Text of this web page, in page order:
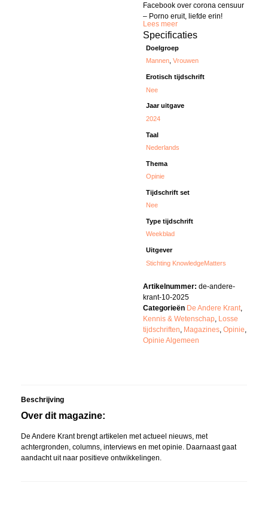
Facebook over corona censuur
– Porno eruit, liefde erin!
Lees meer
Specificaties
Doelgroep
Mannen,Vrouwen
Erotisch tijdschrift
Nee
Jaar uitgave
2024
Taal
Nederlands
Thema
Opinie
Tijdschrift set
Nee
Type tijdschrift
Weekblad
Uitgever
Stichting KnowledgeMatters
Artikelnummer: de-andere-
krant-10-2025
Categorieën De Andere Krant,
Kennis & Wetenschap, Losse
tijdschriften, Magazines, Opinie,
Opinie Algemeen
Beschrijving
Over dit magazine:
De Andere Krant brengt artikelen met actueel nieuws, met
achtergronden, columns, interviews en met opinie. Daarnaast gaat
aandacht uit naar positieve ontwikkelingen.